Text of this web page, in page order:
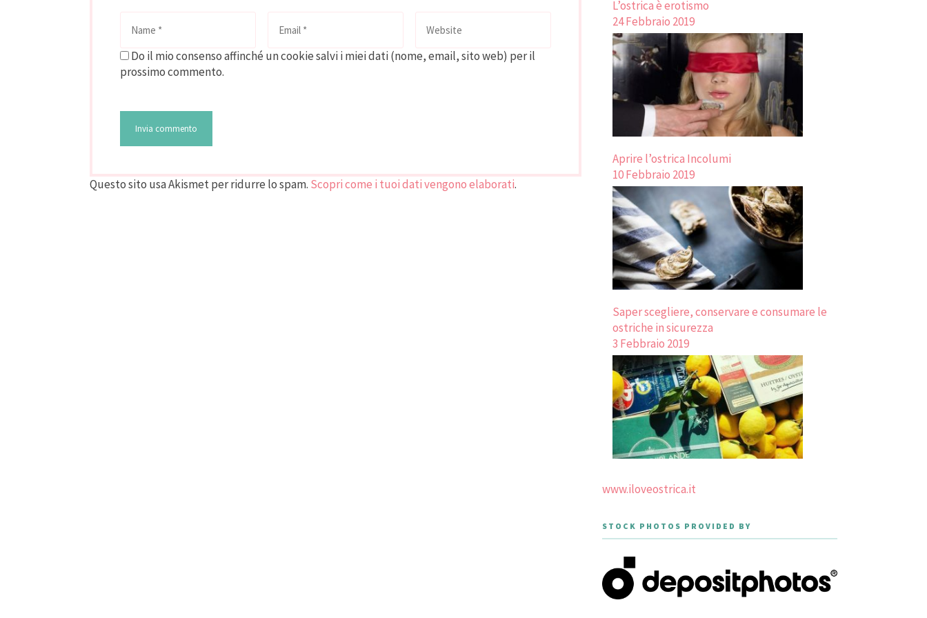
Do il mio consenso affinché un cookie salvi i miei dati (nome, email, sito web) per il
prossimo commento.
Questo sito usa Akismet per ridurre lo spam. Scopri come i tuoi dati vengono elaborati.
L’ostrica è erotismo
24 Febbraio 2019
Aprire l’ostrica Incolumi
10 Febbraio 2019
Saper scegliere, conservare e consumare le
ostriche in sicurezza
3 Febbraio 2019
www.iloveostrica.it
STOCK PHOTOS PROVIDED BY